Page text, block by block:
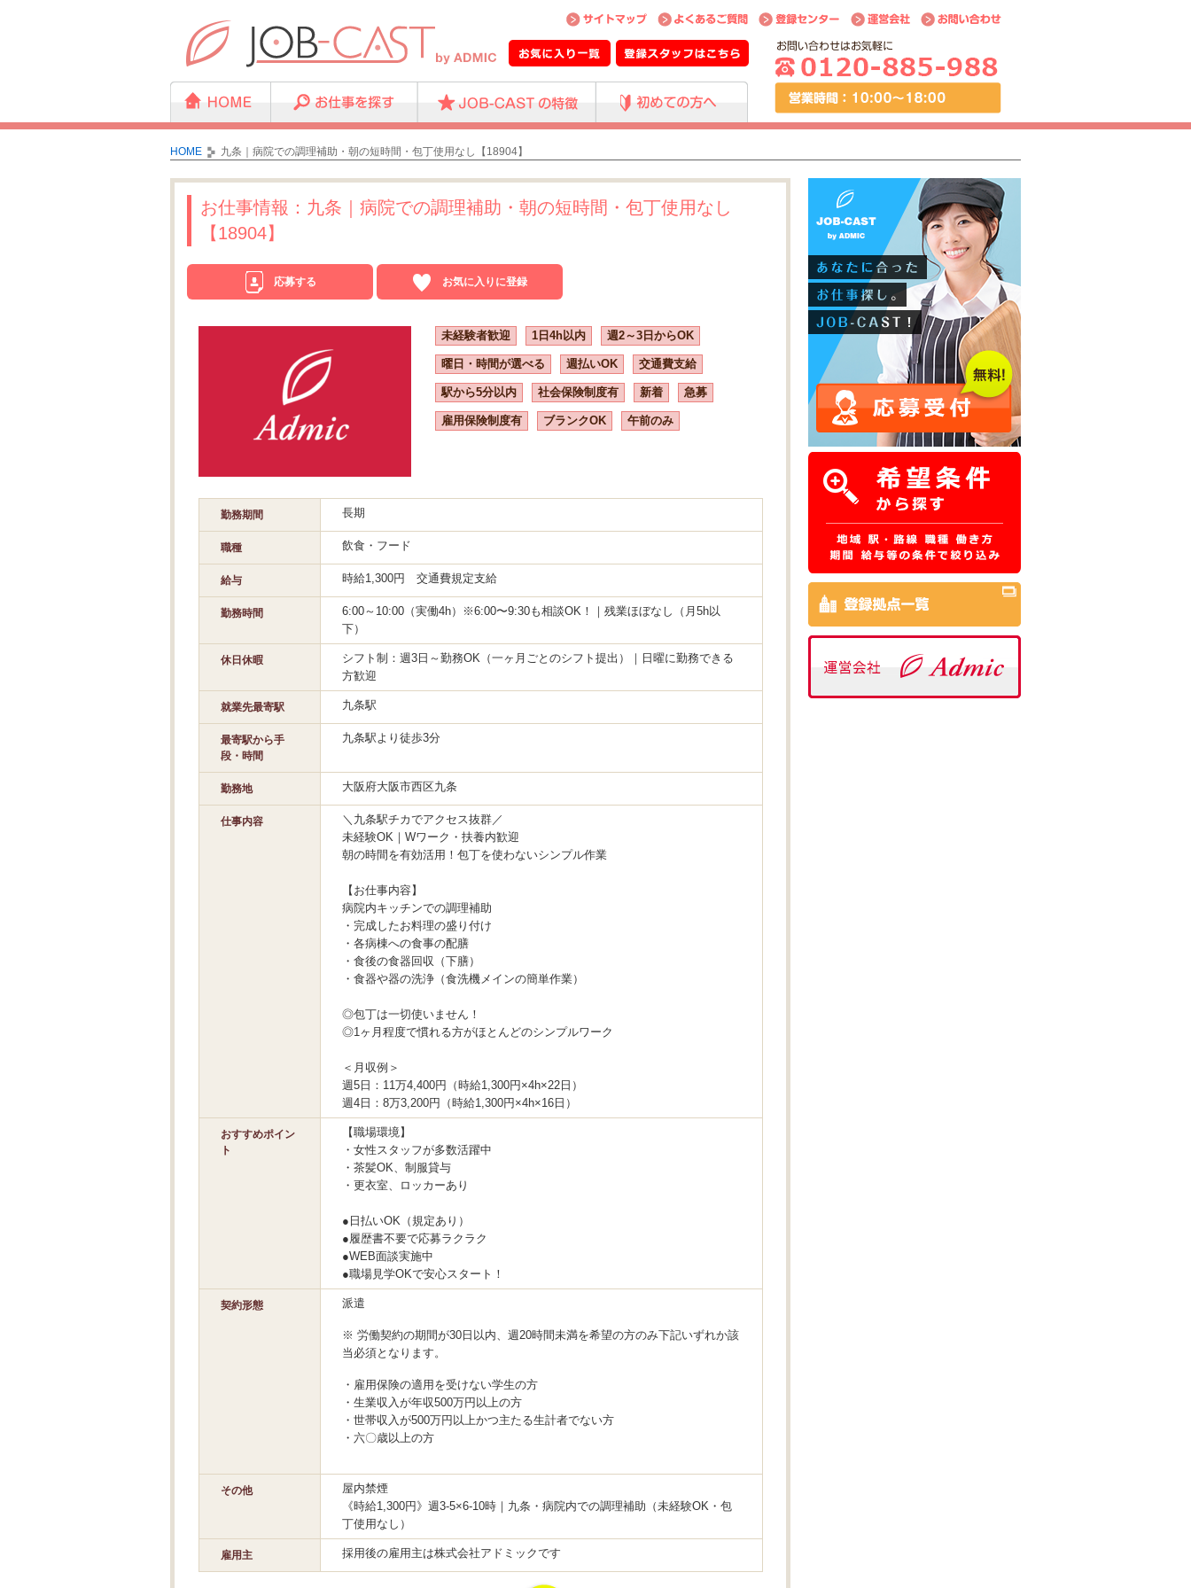
HOME 九条｜病院での調理補助・朝の短時間・包丁使用なし【18904】
お仕事情報：九条｜病院での調理補助・朝の短時間・包丁使用なし
【18904】
応募する お気に入りに登録
未経験者歓迎 1日4h以内 週2～3日からOK
曜日・時間が選べる 週払いOK 交通費支給
駅から5分以内 社会保険制度有 新着 急募
雇用保険制度有 ブランクOK 午前のみ
勤務期間 長期
職種 飲食・フード
給与 時給1,300円 交通費規定支給
勤務時間
6:00～10:00（実働4h）※6:00〜9:30も相談OK！｜残業ほぼなし（月5h以
下）
休日休暇
シフト制：週3日～勤務OK（一ヶ月ごとのシフト提出）｜日曜に勤務できる
方歓迎
就業先最寄駅 九条駅
最寄駅から手
段・時間
九条駅より徒歩3分
勤務地 大阪府大阪市西区九条
仕事内容
＼九条駅チカでアクセス抜群／
未経験OK｜Wワーク・扶養内歓迎
朝の時間を有効活用！包丁を使わないシンプル作業
【お仕事内容】
病院内キッチンでの調理補助
・完成したお料理の盛り付け
・各病棟への食事の配膳
・食後の食器回収（下膳）
・食器や器の洗浄（食洗機メインの簡単作業）
◎包丁は一切使いません！
◎1ヶ月程度で慣れる方がほとんどのシンプルワーク
＜月収例＞
週5日：11万4,400円（時給1,300円×4h×22日）
週4日：8万3,200円（時給1,300円×4h×16日）
おすすめポイン
ト
【職場環境】
・女性スタッフが多数活躍中
・茶髪OK、制服貸与
・更衣室、ロッカーあり
●日払いOK（規定あり）
●履歴書不要で応募ラクラク
●WEB面談実施中
●職場見学OKで安心スタート！
契約形態 派遣
※ 労働契約の期間が30日以内、週20時間未満を希望の方のみ下記いずれか該
当必須となります。
・雇用保険の適用を受けない学生の方
・生業収入が年収500万円以上の方
・世帯収入が500万円以上かつ主たる生計者でない方
・六〇歳以上の方
その他
屋内禁煙
《時給1,300円》週3-5×6-10時｜九条・病院内での調理補助（未経験OK・包
丁使用なし）
雇用主 採用後の雇用主は株式会社アドミックです